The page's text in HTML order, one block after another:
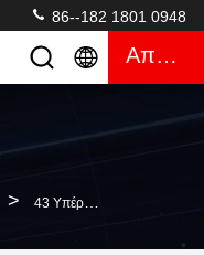
86--182 1801 0948
Απόσπασμα
> 43 Υπέρυθρη Οθόνη Αφής Μηχανών Τυχερού Παιχνιδιού Αυλακώσεων Της 3M RS232 Ίντσας Με Το Όργανο Ελέγχου Φω'των Των Οδηγήσεων